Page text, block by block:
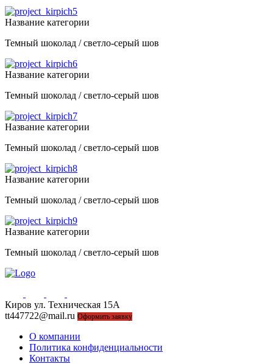
Название категории
Темный шоколад / светло-серый шов
Название категории
Темный шоколад / светло-серый шов
Название категории
Темный шоколад / светло-серый шов
Название категории
Темный шоколад / светло-серый шов
Название категории
Темный шоколад / светло-серый шов
Киров ул. Техническая 15А
tt447722@mail.ru Оформить заявку
О компании
Политика конфиденциальности
Контакты